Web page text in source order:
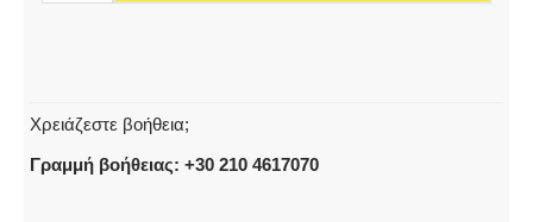
Χρειάζεστε βοήθεια;
Γραμμή βοήθειας: +30 210 4617070